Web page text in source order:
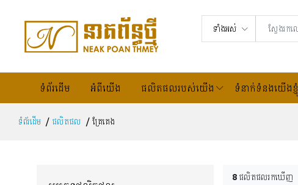
ទាំងអស់
ទំព័រដើម អំពីយើង ផលិតផលរបស់យើង ទំនាក់ទំនងយើងខ្ញុំ
ទំព័រដើម ផលិតផល គ្រែគេង
8 ផលិតផលរកឃើញ